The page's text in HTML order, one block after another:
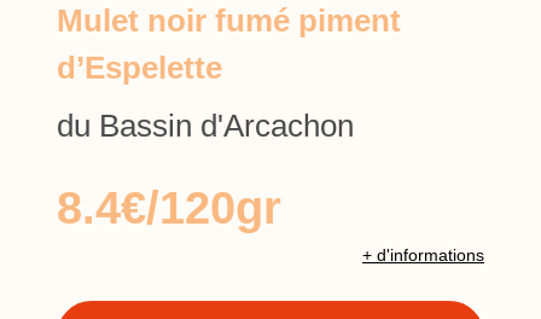
Mulet noir fumé piment
d’Espelette
du Bassin d'Arcachon
8.4€/120gr
+ d'informations